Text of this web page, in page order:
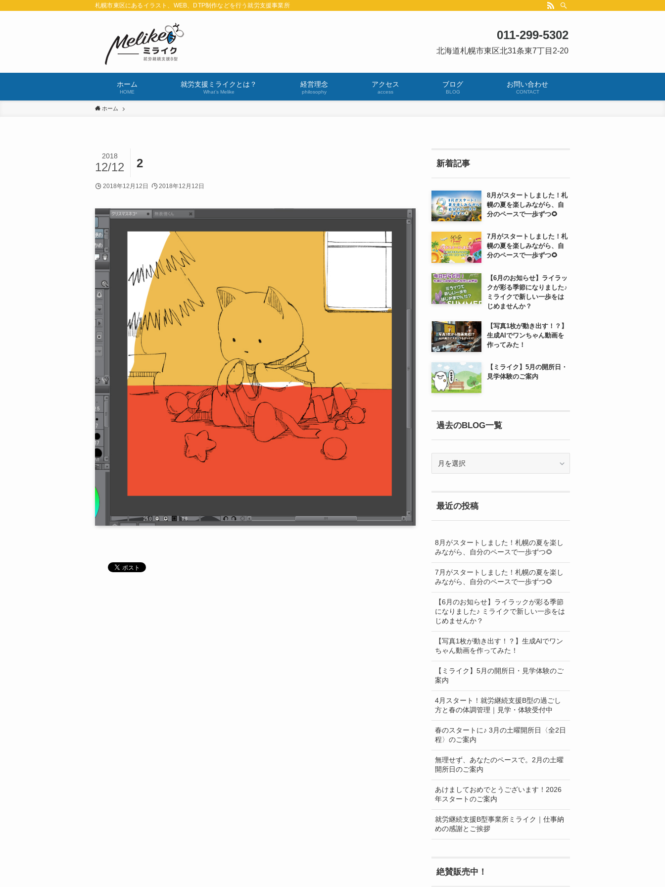
札幌市東区にあるイラスト、WEB、DTP制作などを行う就労支援事業所
ホーム
HOME
就労支援ミライクとは？
What’s Melike
経営理念
philosophy
アクセス
access
ブログ
BLOG
お問い合わせ
CONTACT
011-299-5302
北海道札幌市東区北31条東7丁目2-20
ホーム
2
2018
12/12
2018年12月12日 2018年12月12日
新着記事
8月がスタートしました！札
幌の夏を楽しみながら、自
分のペースで一歩ずつ🌻
7月がスタートしました！札
幌の夏を楽しみながら、自
分のペースで一歩ずつ🌻
【6月のお知らせ】ライラッ
クが彩る季節になりました♪
ミライクで新しい一歩をは
じめませんか？
【写真1枚が動き出す！？】
生成AIでワンちゃん動画を
作ってみた！
【ミライク】5月の開所日・
見学体験のご案内
過去のBLOG一覧
BLOG
覧
最近の投稿
8月がスタートしました！札幌の夏を楽し
みながら、自分のペースで一歩ずつ🌻
7月がスタートしました！札幌の夏を楽し
みながら、自分のペースで一歩ずつ🌻
【6月のお知らせ】ライラックが彩る季節
になりました♪ ミライクで新しい一歩をは
じめませんか？
【写真1枚が動き出す！？】生成AIでワン
ちゃん動画を作ってみた！
【ミライク】5月の開所日・見学体験のご
案内
4月スタート！就労継続支援B型の過ごし
方と春の体調管理｜見学・体験受付中
春のスタートに♪ 3月の土曜開所日〈全2日
程〉のご案内
無理せず、あなたのペースで。2月の土曜
開所日のご案内
あけましておめでとうございます！2026
年スタートのご案内
就労継続支援B型事業所ミライク｜仕事納
めの感謝とご挨拶
絶賛販売中！